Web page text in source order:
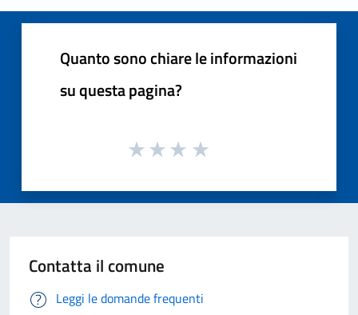
Quanto sono chiare le informazioni
su questa pagina?
Contatta il comune
Leggi le domande frequenti